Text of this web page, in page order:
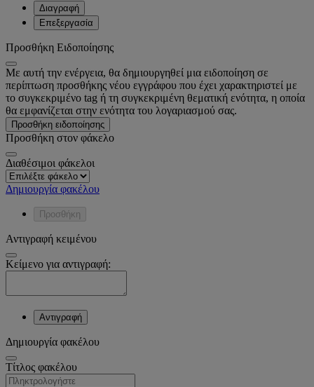
Διαγραφή
Επεξεργασία
Προσθήκη Ειδοποίησης
Με αυτή την ενέργεια, θα δημιουργηθεί μια ειδοποίηση σε
περίπτωση προσθήκης νέου εγγράφου που έχει χαρακτηριστεί με
το συγκεκριμένο tag ή τη συγκεκριμένη θεματική ενότητα, η οποία
θα εμφανίζεται στην ενότητα του λογαριασμού σας.
Προσθήκη ειδοποίησης
Προσθήκη στον φάκελο
Διαθέσιμοι φάκελοι
Δημιουργία φακέλου
Προσθήκη
Αντιγραφή κειμένου
Κείμενο για αντιγραφή:
Αντιγραφή
Δημιουργία φακέλου
Tίτλος φακέλου